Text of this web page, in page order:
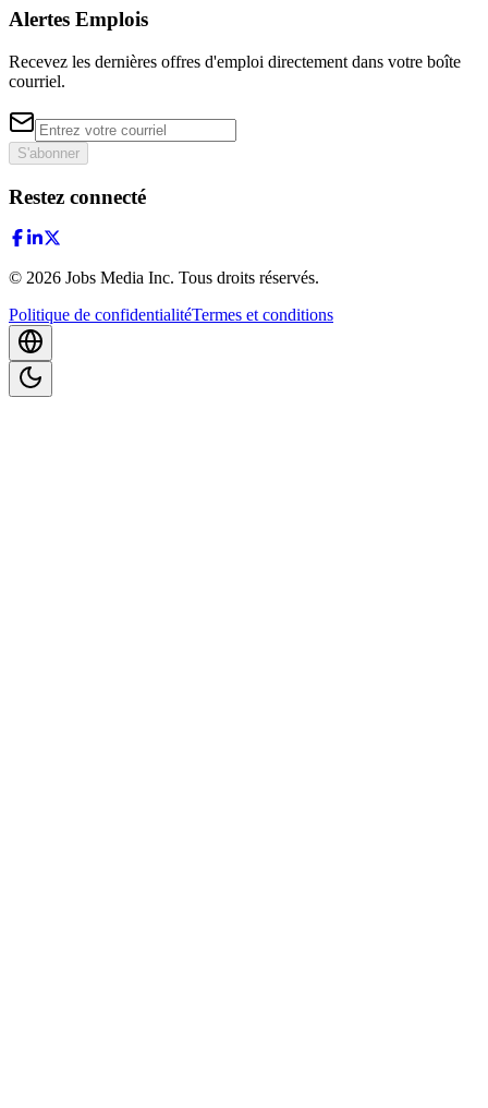
Alertes Emplois
Recevez les dernières offres d'emploi directement dans votre boîte
courriel.
S'abonner
Restez connecté
© 2026 Jobs Media Inc. Tous droits réservés.
Politique de confidentialitéTermes et conditions